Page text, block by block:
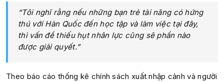
“Tôi nghĩ rằng nếu những bạn trẻ tài năng có hứng
thú với Hàn Quốc đến học tập và làm việc tại đây,
thì vấn đề thiếu hụt nhân lực cũng sẽ phần nào
được giải quyết.”
Theo báo cáo thống kê chính sách xuất nhập cảnh và người